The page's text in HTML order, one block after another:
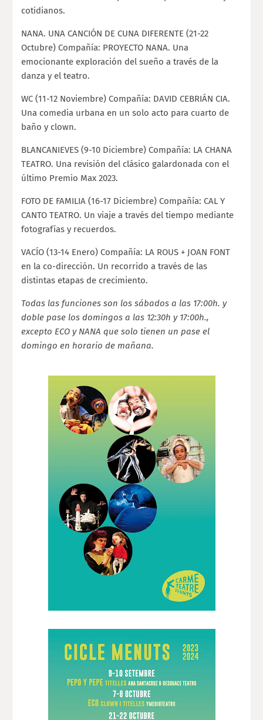
cotidianos.
NANA. UNA CANCIÓN DE CUNA DIFERENTE (21-22
Octubre) Compañía: PROYECTO NANA. Una
emocionante exploración del sueño a través de la
danza y el teatro.
WC (11-12 Noviembre) Compañía: DAVID CEBRIÁN CIA.
Una comedia urbana en un solo acto para cuarto de
baño y clown.
BLANCANIEVES (9-10 Diciembre) Compañía: LA CHANA
TEATRO. Una revisión del clásico galardonada con el
último Premio Max 2023.
FOTO DE FAMILIA (16-17 Diciembre) Compañía: CAL Y
CANTO TEATRO. Un viaje a través del tiempo mediante
fotografías y recuerdos.
VACÍO (13-14 Enero) Compañía: LA ROUS + JOAN FONT
en la co-dirección. Un recorrido a través de las
distintas etapas de crecimiento.
Todas las funciones son los sábados a las 17:00h. y
doble pase los domingos a las 12:30h y 17:00h.,
excepto ECO y NANA que solo tienen un pase el
domingo en horario de mañana.